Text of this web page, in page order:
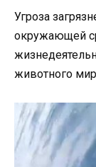
Угроза
окружающей
животного